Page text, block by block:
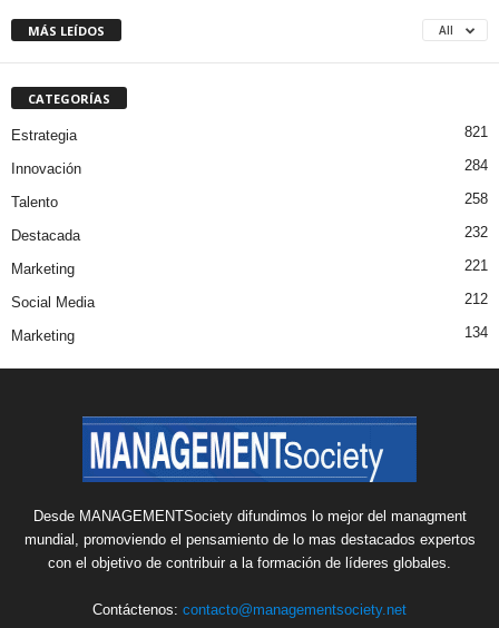
MÁS LEÍDOS All
CATEGORÍAS
Estrategia 821
Innovación 284
Talento 258
Destacada 232
Marketing 221
Social Media 212
Marketing 134
Desde MANAGEMENTSociety difundimos lo mejor del managment
mundial, promoviendo el pensamiento de lo mas destacados expertos
con el objetivo de contribuir a la formación de líderes globales.
Contáctenos: contacto@managementsociety.net